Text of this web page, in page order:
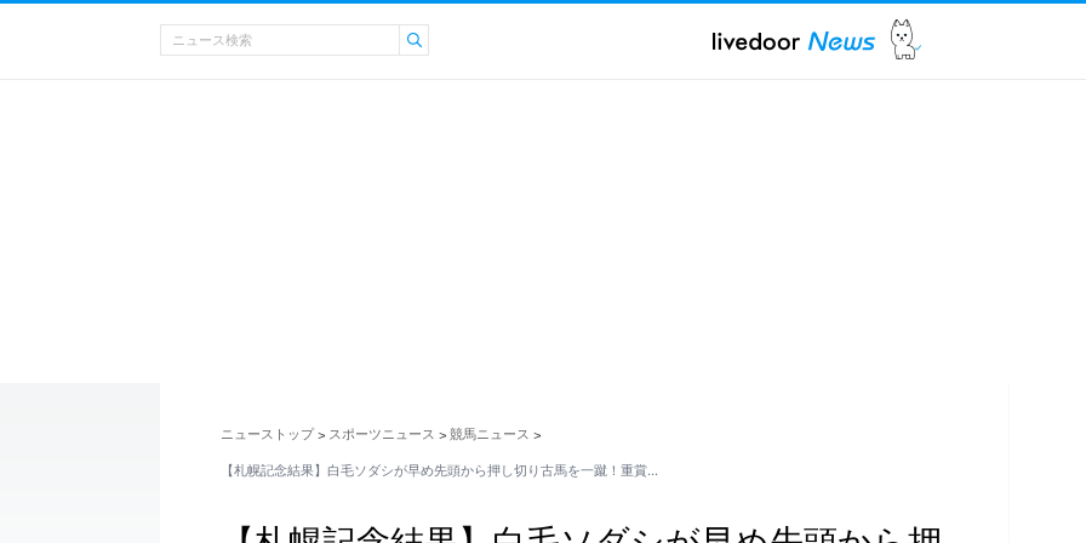
ニューストップ > スポーツニュース > 競馬ニュース >
【札幌記念結果】白毛ソダシが早め先頭から押し切り古馬を一蹴！重賞…